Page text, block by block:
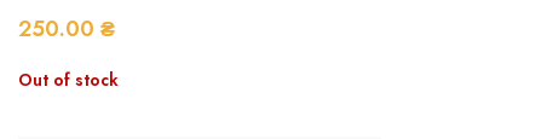
250.00 ₴
Out of stock